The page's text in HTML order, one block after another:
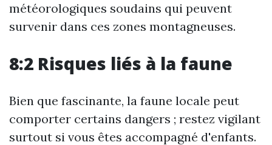
météorologiques soudains qui peuvent
survenir dans ces zones montagneuses.
8:2 Risques liés à la faune
Bien que fascinante, la faune locale peut
comporter certains dangers ; restez vigilant
surtout si vous êtes accompagné d'enfants.